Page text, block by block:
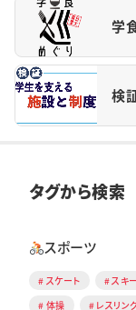
学
検
タグから検索
スポーツ
スケート スキー
体操
レスリン